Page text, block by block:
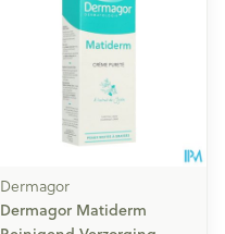
Dermagor
Dermagor Matiderm